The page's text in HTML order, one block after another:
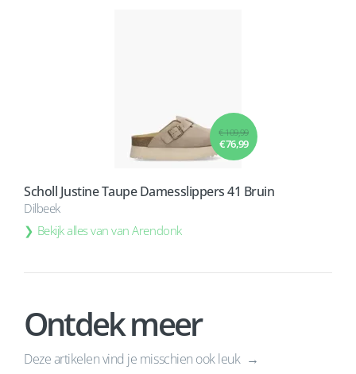
€ 109,99
€ 76,99
Scholl Justine Taupe Damesslippers 41 Bruin
Dilbeek
Bekijk alles van van Arendonk
Ontdek meer
Deze artikelen vind je misschien ook leuk